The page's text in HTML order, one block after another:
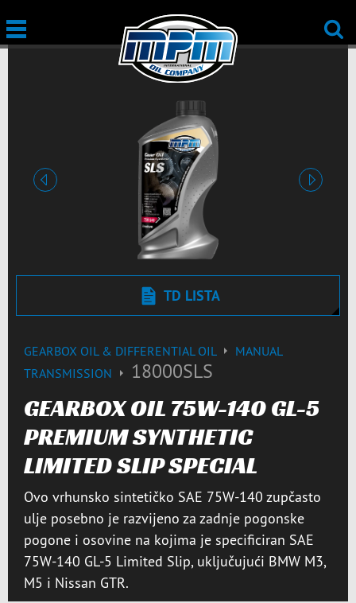
prethodna sledeća
TD LISTA
GEARBOX OIL & DIFFERENTIAL OIL
MANUAL
TRANSMISSION
18000SLS
GEARBOX OIL 75W-140 GL-5
PREMIUM SYNTHETIC
LIMITED SLIP SPECIAL
Ovo vrhunsko sintetičko SAE 75W-140 zupčasto
ulje posebno je razvijeno za zadnje pogonske
pogone i osovine na kojima je specificiran SAE
75W-140 GL-5 Limited Slip, uključujući BMW M3,
M5 i Nissan GTR.